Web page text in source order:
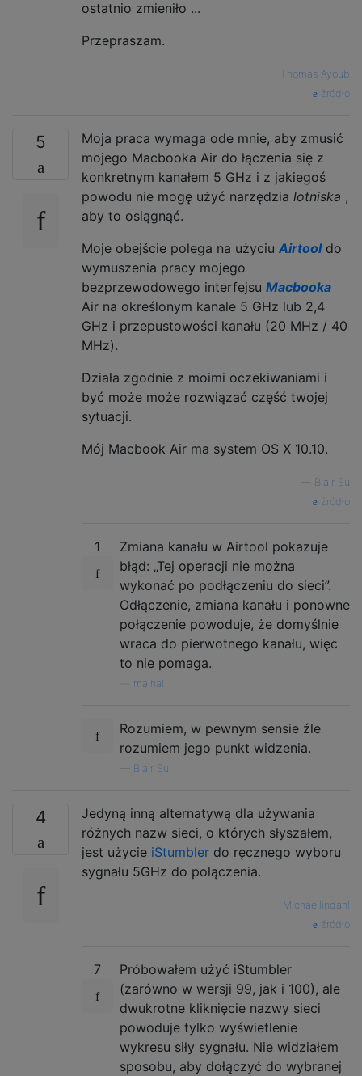
ostatnio zmieniło ...
Przepraszam.
Thomas Ayoub
źródło
5
Moja praca wymaga ode mnie, aby zmusić
mojego Macbooka Air do łączenia się z
konkretnym kanałem 5 GHz i z jakiegoś
powodu nie mogę użyć narzędzia lotniska ,
aby to osiągnąć.
Moje obejście polega na użyciu Airtooldo
wymuszenia pracy mojego
bezprzewodowego interfejsu Macbooka
Air na określonym kanale 5 GHz lub 2,4
GHz i przepustowości kanału (20 MHz / 40
MHz).
Działa zgodnie z moimi oczekiwaniami i
być może może rozwiązać część twojej
sytuacji.
Mój Macbook Air ma system OS X 10.10.
Blair Su
źródło
1
Zmiana kanału w Airtool pokazuje
błąd: „Tej operacji nie można
wykonać po podłączeniu do sieci”.
Odłączenie, zmiana kanału i ponowne
połączenie powoduje, że domyślnie
wraca do pierwotnego kanału, więc
to nie pomaga.
malhal
Rozumiem, w pewnym sensie źle
rozumiem jego punkt widzenia.
Blair Su
4
Jedyną inną alternatywą dla używania
różnych nazw sieci, o których słyszałem,
jest użycie iStumbler do ręcznego wyboru
sygnału 5GHz do połączenia.
Michaellindahl
źródło
7
Próbowałem użyć iStumbler
(zarówno w wersji 99, jak i 100), ale
dwukrotne kliknięcie nazwy sieci
powoduje tylko wyświetlenie
wykresu siły sygnału. Nie widziałem
sposobu, aby dołączyć do wybranej